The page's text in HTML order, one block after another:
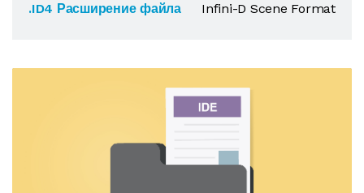
.ID4 Расширение файла Infini-D Scene Format